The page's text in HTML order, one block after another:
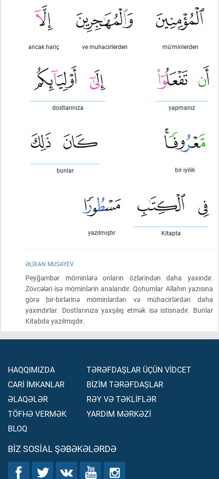
mü'minlerden
ve muhacirlerden
ancak hariç
yapmanız
dostlarınıza
bir iyilik
bunlar
Kitapta
yazılmıştır
ƏLIXAN MUSAYEV
Peyğəmbər möminlərə onların özlərindən daha yaxındır.
Zövcələri isə möminlərin analarıdır. Qohumlar Allahın yazısına
görə bir-birlərinə möminlərdən və mühacirlərdən daha
yaxındırlar. Dostlarınıza yaxşılıq etmək isə istisnadır. Bunlar
Kitabda yazılmışdır.
HAQQIMIZDA
CARİ İMKANLAR
ƏLAQƏLƏR
TÖFHƏ VERMƏK
BLOQ
TƏRƏFDAŞLAR ÜÇÜN VİDCET
BİZİM TƏRƏFDAŞLAR
RƏY VƏ TƏKLİFLƏR
YARDIM MƏRKƏZİ
BIZ SOSIAL ŞƏBƏKƏLƏRDƏ